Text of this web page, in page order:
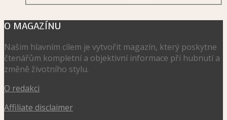
O MAGAZÍNU
Našim hlavním cílem je vytvořit magazín, který poskytne
čtenářům kompletní a objektivní informace při hubnutí a
změně životního stylu.
O redakci
Affiliate disclaimer